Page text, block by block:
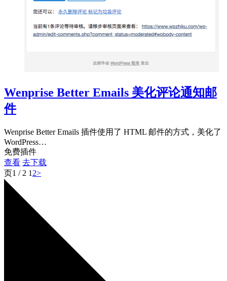
Wenprise Better Emails 美化评论通知邮
件
Wenprise Better Emails 插件使用了 HTML 邮件的方式，美化了
WordPress…
免费插件
查看 去下载
页1 / 2 1 2>